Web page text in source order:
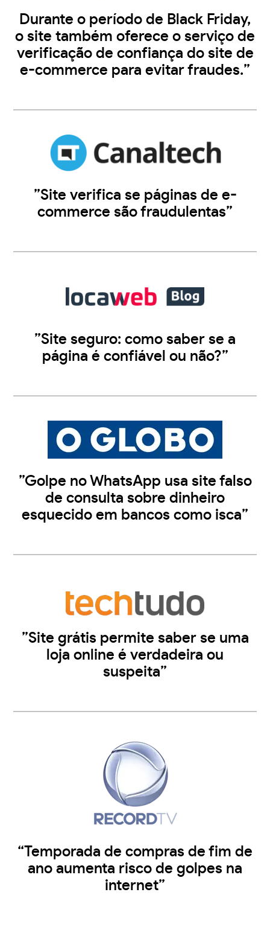
Durante o período de Black Friday,
o site também oferece o serviço de
verificação de confiança do site de
e-commerce para evitar fraudes.”
”Site verifica se páginas de e-
commerce são fraudulentas”
”Site seguro: como saber se a
página é confiável ou não?”
”Golpe no WhatsApp usa site falso
de consulta sobre dinheiro
esquecido em bancos como isca”
”Site grátis permite saber se uma
loja online é verdadeira ou
suspeita”
“Temporada de compras de fim de
ano aumenta risco de golpes na
internet”